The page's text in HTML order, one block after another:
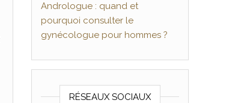
Andrologue : quand et
pourquoi consulter le
gynécologue pour hommes ?
RÉSEAUX SOCIAUX